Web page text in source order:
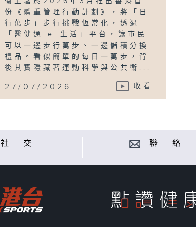
份《體重管理行動計劃》，將「日
行萬步」步行挑戰恆常化，透過
「醫健通 e+生活」平台，讓市民
可以一邊步行萬步、一邊儲積分換
禮品。看似簡單的每日一萬步，背
後其實隱藏著運動科學與公共衞...
27/07/2026 收看
社 交 聯 絡